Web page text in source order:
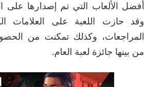
أفضل الألعاب التي تم إصدارها
وقد حازت اللعبة على العلامات
من بينها جائزة لعبة العام.